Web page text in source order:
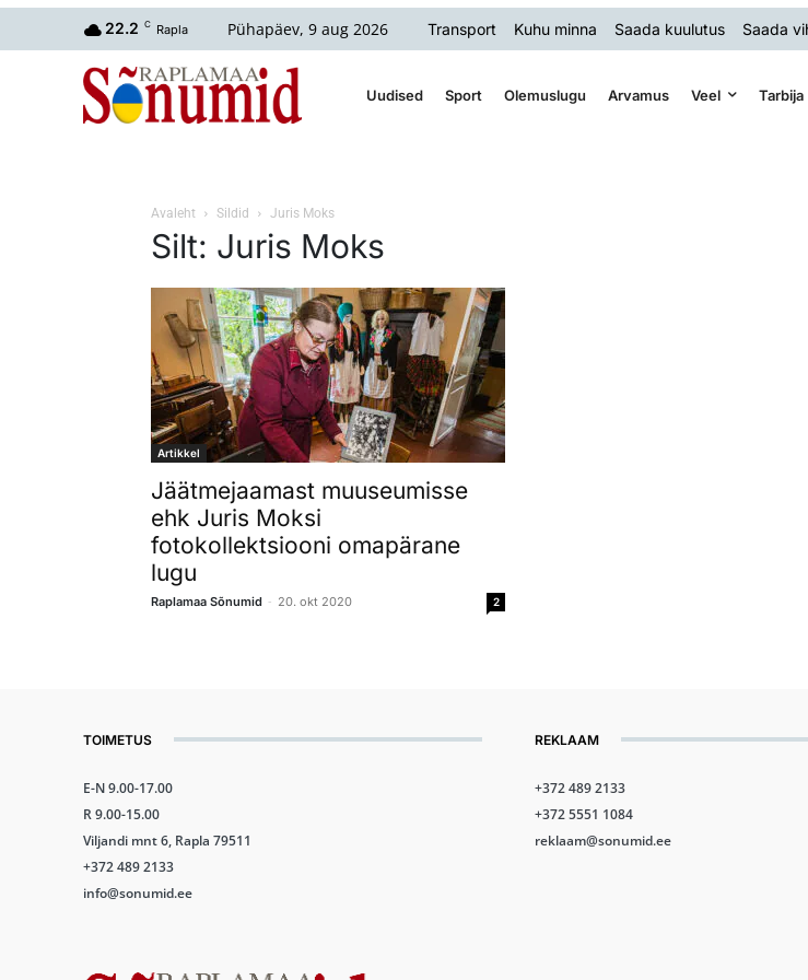
22.2 C Rapla Pühapäev, 9 aug 2026 Transport Kuhu minna Saada kuulutus Saada
Uudised Sport Olemuslugu Arvamus Veel Tarbija
Avaleht Sildid Juris Moks
Silt: Juris Moks
Artikkel
Jäätmejaamast muuseumisse
ehk Juris Moksi
fotokollektsiooni omapärane
lugu
Raplamaa Sõnumid - 20. okt 2020 2
TOIMETUS
E-N 9.00-17.00
R 9.00-15.00
Viljandi mnt 6, Rapla 79511
+372 489 2133
info@sonumid.ee
REKLAAM
+372 489 2133
+372 5551 1084
reklaam@sonumid.ee